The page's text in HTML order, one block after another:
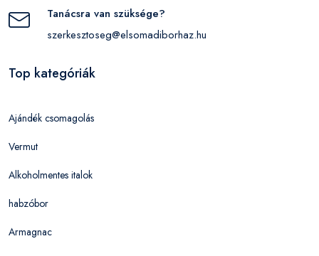
Tanácsra van szüksége?
szerkesztoseg@elsomadiborhaz.hu
Top kategóriák
Ajándék csomagolás
Vermut
Alkoholmentes italok
habzóbor
Armagnac